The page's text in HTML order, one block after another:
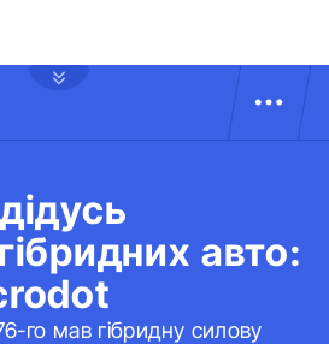
авто:
го мав гібридну силову